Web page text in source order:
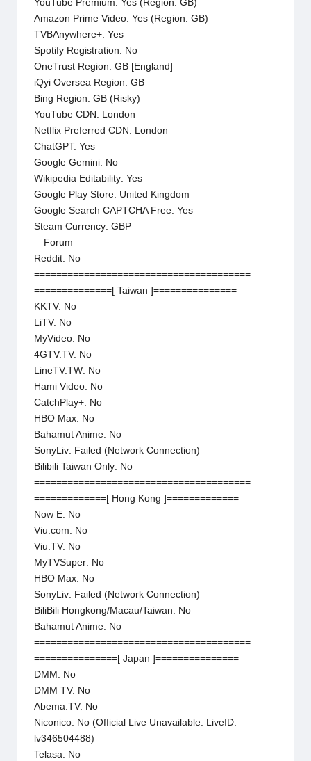
YouTube Premium: Yes (Region: GB)
Amazon Prime Video: Yes (Region: GB)
TVBAnywhere+: Yes
Spotify Registration: No
OneTrust Region: GB [England]
iQyi Oversea Region: GB
Bing Region: GB (Risky)
YouTube CDN: London
Netflix Preferred CDN: London
ChatGPT: Yes
Google Gemini: No
Wikipedia Editability: Yes
Google Play Store: United Kingdom
Google Search CAPTCHA Free: Yes
Steam Currency: GBP
—Forum—
Reddit: No
=======================================
==============[ Taiwan ]===============
KKTV: No
LiTV: No
MyVideo: No
4GTV.TV: No
LineTV.TW: No
Hami Video: No
CatchPlay+: No
HBO Max: No
Bahamut Anime: No
SonyLiv: Failed (Network Connection)
Bilibili Taiwan Only: No
=======================================
=============[ Hong Kong ]=============
Now E: No
Viu.com: No
Viu.TV: No
MyTVSuper: No
HBO Max: No
SonyLiv: Failed (Network Connection)
BiliBili Hongkong/Macau/Taiwan: No
Bahamut Anime: No
=======================================
===============[ Japan ]===============
DMM: No
DMM TV: No
Abema.TV: No
Niconico: No (Official Live Unavailable. LiveID:
lv346504488)
Telasa: No